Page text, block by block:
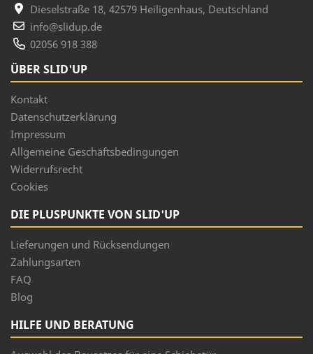
Dieselstraße 18, 42579 Heiligenhaus, Deutschland
info@slidup.de
02056 918 388
ÜBER SLID'UP
Kontakt
Datenschutzerklärung
Impressum
Allgemeine Geschäftsbedingungen
Widerrufsrecht
Cookies
DIE PLUSPUNKTE VON SLID'UP
Lieferungen und Rücksendungen
Zahlungsarten
FAQ
Blog
HILFE UND BERATUNG